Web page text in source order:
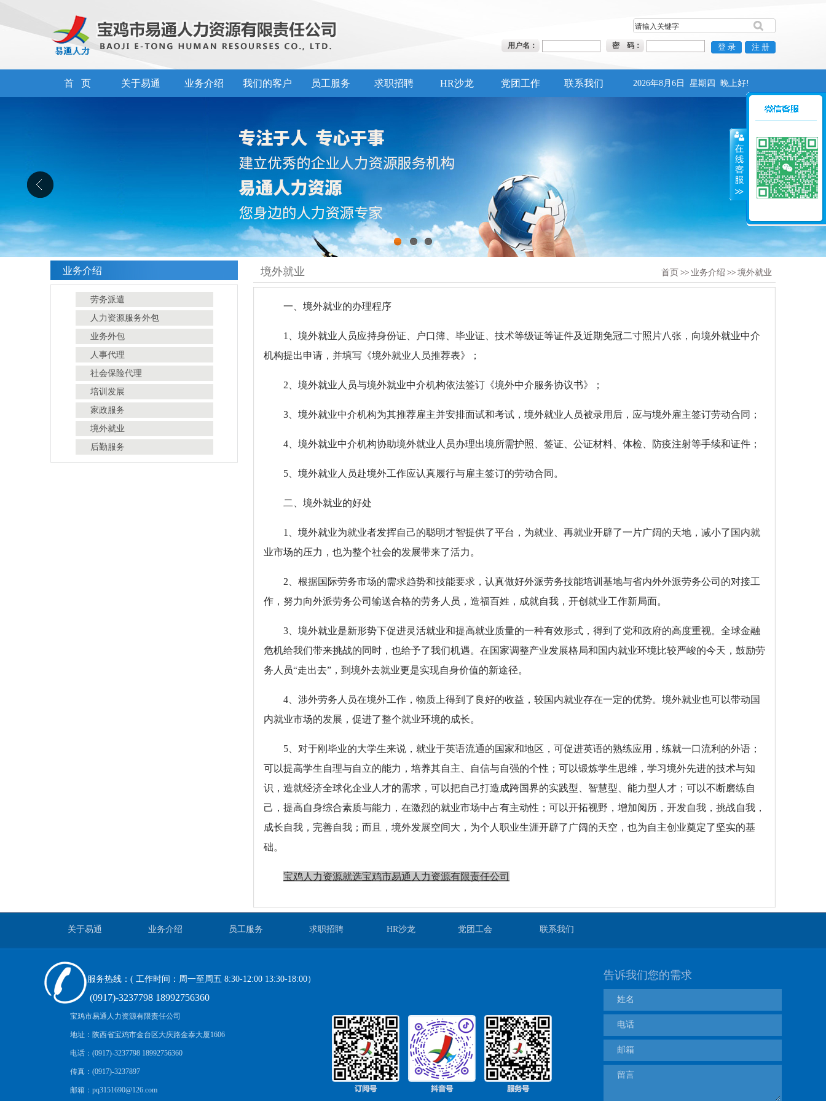
用户名： 密 码：
首 页 关于易通 业务介绍 我们的客户 员工服务 求职招聘 HR沙龙 党团工作 联系我们 2026年8月6日 星期四 晚上好!
1 2 3
境外就业 首页 >> 业务介绍 >> 境外就业
一、境外就业的办理程序
1、境外就业人员应持身份证、户口簿、毕业证、技术等级证等证件及近期免冠二寸照片八张，向境外就业中介
机构提出申请，并填写《境外就业人员推荐表》；
2、境外就业人员与境外就业中介机构依法签订《境外中介服务协议书》；
3、境外就业中介机构为其推荐雇主并安排面试和考试，境外就业人员被录用后，应与境外雇主签订劳动合同；
4、境外就业中介机构协助境外就业人员办理出境所需护照、签证、公证材料、体检、防疫注射等手续和证件；
5、境外就业人员赴境外工作应认真履行与雇主签订的劳动合同。
二、境外就业的好处
1、境外就业为就业者发挥自己的聪明才智提供了平台，为就业、再就业开辟了一片广阔的天地，减小了国内就
业市场的压力，也为整个社会的发展带来了活力。
2、根据国际劳务市场的需求趋势和技能要求，认真做好外派劳务技能培训基地与省内外外派劳务公司的对接工
作，努力向外派劳务公司输送合格的劳务人员，造福百姓，成就自我，开创就业工作新局面。
3、境外就业是新形势下促进灵活就业和提高就业质量的一种有效形式，得到了党和政府的高度重视。全球金融
危机给我们带来挑战的同时，也给予了我们机遇。在国家调整产业发展格局和国内就业环境比较严峻的今天，鼓励劳
务人员“走出去”，到境外去就业更是实现自身价值的新途径。
4、涉外劳务人员在境外工作，物质上得到了良好的收益，较国内就业存在一定的优势。境外就业也可以带动国
内就业市场的发展，促进了整个就业环境的成长。
5、对于刚毕业的大学生来说，就业于英语流通的国家和地区，可促进英语的熟练应用，练就一口流利的外语；
可以提高学生自理与自立的能力，培养其自主、自信与自强的个性；可以锻炼学生思维，学习境外先进的技术与知
识，造就经济全球化企业人才的需求，可以把自己打造成跨国界的实践型、智慧型、能力型人才；可以不断磨练自
己，提高自身综合素质与能力，在激烈的就业市场中占有主动性；可以开拓视野，增加阅历，开发自我，挑战自我，
成长自我，完善自我；而且，境外发展空间大，为个人职业生涯开辟了广阔的天空，也为自主创业奠定了坚实的基
础。
宝鸡人力资源就选宝鸡市易通人力资源有限责任公司
业务介绍
劳务派遣
人力资源服务外包
业务外包
人事代理
社会保险代理
培训发展
家政服务
境外就业
后勤服务
关于易通 业务介绍 员工服务 求职招聘 HR沙龙 党团工会 联系我们
服务热线：( 工作时间：周一至周五 8:30-12:00 13:30-18:00）
(0917)-3237798 18992756360
宝鸡市易通人力资源有限责任公司
地址：陕西省宝鸡市金台区大庆路金泰大厦1606
电话：(0917)-3237798 18992756360
传真：(0917)-3237897
邮箱：pq3151690@126.com
告诉我们您的需求
姓名
电话
邮箱
留言